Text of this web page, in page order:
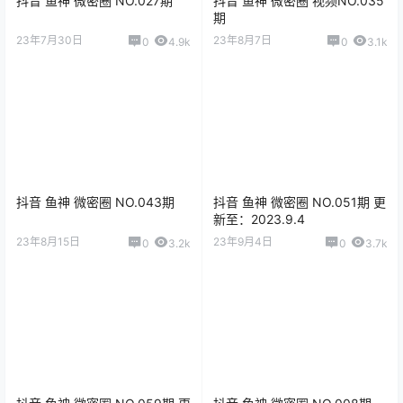
23年7月30日 0 4.9k
期
23年8月7日 0 3.1k
抖音 鱼神 微密圈 NO.043期
23年8月15日 0 3.2k
抖音 鱼神 微密圈 NO.051期 更
新至：2023.9.4
23年9月4日 0 3.7k